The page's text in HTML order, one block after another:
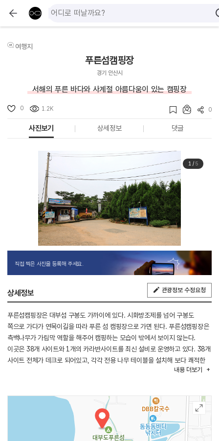
여행지
푸른섬캠핑장
경기 안산시
서해의 푸른 바다와 사계절 아름다움이 있는 캠핑장
0 1.2K 0
사진보기 상세정보 댓글
1/ 5
직접 찍은 사진을 등록해 주세요.
상세정보 관광정보 수정요청
푸른섬캠핑장은 대부섬 구봉도 가까이에 있다. 시화방조제를 넘어 구봉도
쪽으로 가다가 연목이길을 따라 푸른 섬 캠핑장으로 가면 된다. 푸른섬캠핑장은
측백나무가 가림막 역할을 해주어 캠핑하는 모습이 밖에서 보이지 않는다.
이곳은 38개 사이트와 1개의 카라반사이트를 최신 설비로 운영하고 있다. 38개
사이트 전체가 데크로 되어있고, 각각 전용 나무 테이블을 설치해 보다 쾌적한
야영을 즐길 수 있다. 또 캠핑장과 펜션 사이에 간이 수영장도 있고, 해솔길도
내용 더보기